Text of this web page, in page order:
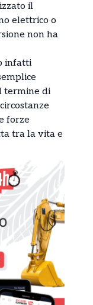
il
elettrico o
non ha
infatti
termine di
forze
tra la vita e